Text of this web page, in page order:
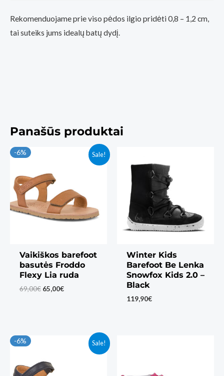
Rekomenduojame prie viso pėdos ilgio pridėti 0,8 – 1,2 cm,
tai suteiks jums idealų batų dydį.
Panašūs produktai
Sale!
-6%
Vaikiškos barefoot
basutės Froddo
Flexy Lia ruda
69,00€ Original
65,00€Current
Winter Kids
Barefoot Be Lenka
Snowfox Kids 2.0 –
Black
119,90€
Sale!
-6%